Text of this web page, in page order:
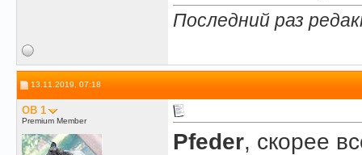
Последний раз
13.11.2019, 07:18
OB 1
Premium Member
Pfeder, скорее